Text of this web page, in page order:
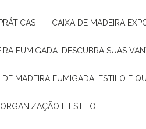
CAIXA DE MADEIRA
FUMIGADA: DESCUBRA SUAS
DE MADEIRA FUMIGADA: ESTILO E
E ESTILO